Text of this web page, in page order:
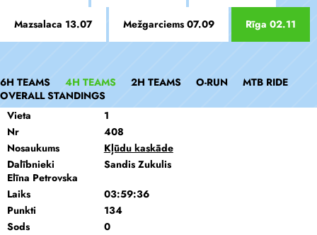
Mazsalaca 13.07 Mežgarciems 07.09 Rīga 02.11
6H TEAMS 4H TEAMS 2H TEAMS O-RUN
MTB RIDE
OVERALL STANDINGS
Vieta
1
Nr
408
Nosaukums
Kļūdu kaskāde
Dalībnieki
Sandis Zukulis
Elīna Petrovska
Laiks
03:59:36
Punkti
134
Sods
0